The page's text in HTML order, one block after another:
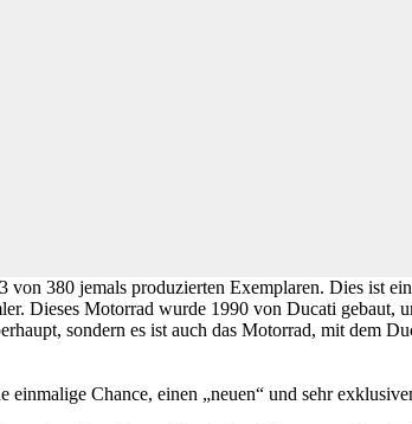
380 jemals produzierten Exemplaren. Dies ist ein
Dieses Motorrad wurde 1990 von Ducati gebaut,
sondern es ist auch das Motorrad, mit dem
Chance, einen „neuen“ und sehr